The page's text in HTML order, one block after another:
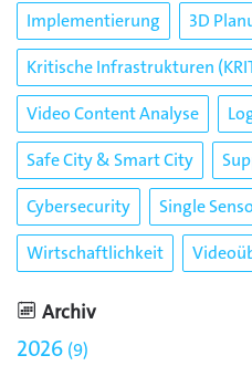
Implementierung
3D
Kritische Infrastrukturen
Video Content Analyse
Safe City & Smart City
Cybersecurity
Single
Wirtschaftlichkeit
Archiv
2026 9